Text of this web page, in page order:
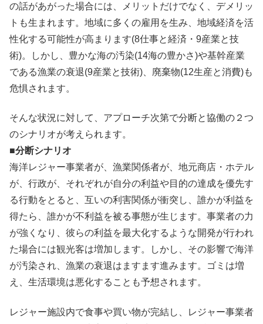
の話があがった場合には、メリットだけでなく、デメリッ
トも生まれます。地域に多くの雇用を生み、地域経済を活
性化する可能性が高まります(8仕事と経済・9産業と技
術)。しかし、豊かな海の汚染(14海の豊かさ)や基幹産業
である漁業の衰退(9産業と技術)、廃棄物(12生産と消費)も
危惧されます。
そんな状況に対して、アプローチ次第で分断と協働の２つ
のシナリオが考えられます。
■分断シナリオ
海洋レジャー事業者が、漁業関係者が、地元商店・ホテル
が、行政が、それぞれが自分の利益や目的の達成を優先す
る行動をとると、互いの利害関係が衝突し、誰かが利益を
得たら、誰かが不利益を被る事態が生じます。事業者の力
が強くなり、彼らの利益を最大化するような開発が行われ
た場合には観光客は増加します。しかし、その影響で海洋
が汚染され、漁業の衰退はますます進みます。ゴミは増
え、生活環境は悪化することも予想されます。
レジャー施設内で食事や買い物が完結し、レジャー事業者